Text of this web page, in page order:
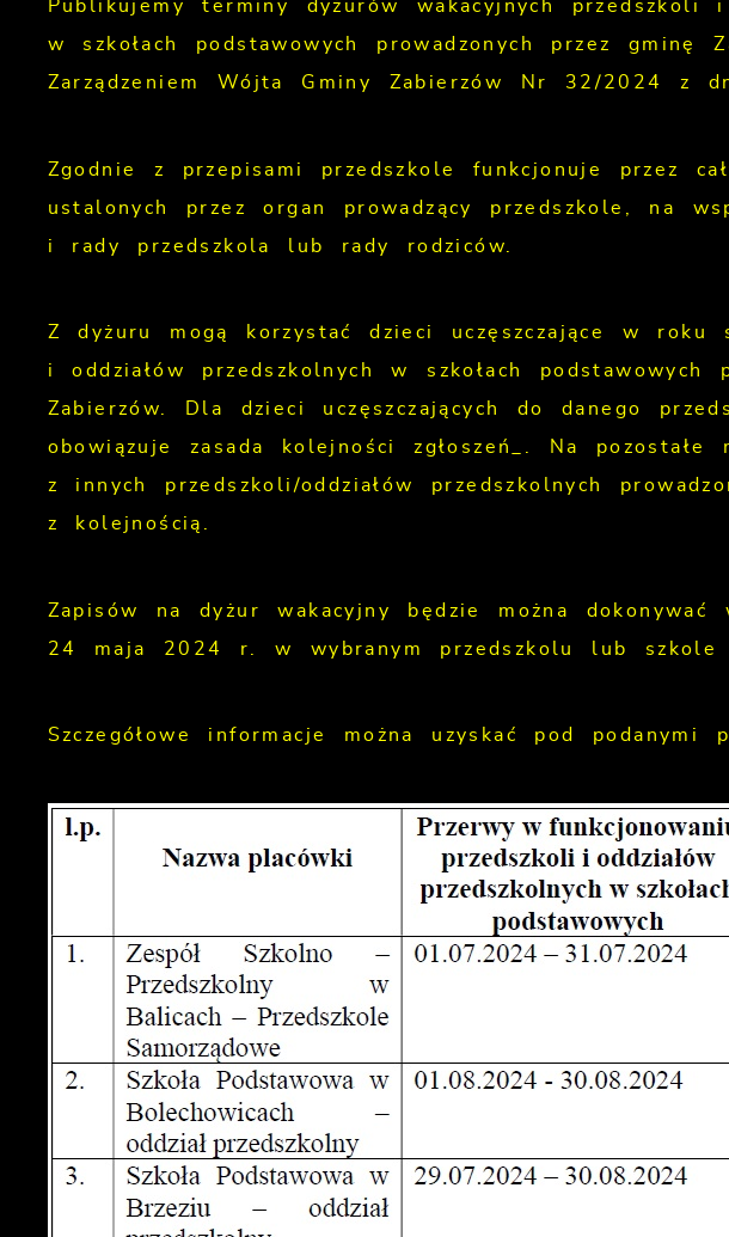
Publikujemy terminy dyżurów wakacyjnych przedszkoli i
w szkołach podstawowych prowadzonych przez gminę
Zarządzeniem Wójta Gminy Zabierzów Nr 32/2024 z
Zgodnie z przepisami przedszkole funkcjonuje przez
ustalonych przez organ prowadzący przedszkole, na
i rady przedszkola lub rady rodziców.
Z dyżuru mogą korzystać dzieci uczęszczające w roku
i oddziałów przedszkolnych w szkołach podstawowych
Zabierzów. Dla dzieci uczęszczających do danego
obowiązuje zasada kolejności zgłoszeń_. Na pozostałe
z innych przedszkoli/oddziałów przedszkolnych
z kolejnością.
Zapisów na dyżur wakacyjny będzie można
24 maja 2024 r. w wybranym przedszkolu lub szkole
Szczegółowe informacje można uzyskać pod podanymi